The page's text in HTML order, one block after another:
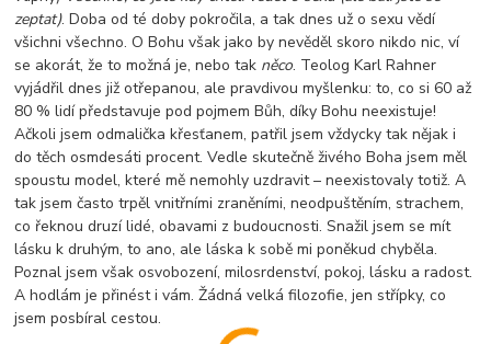
zeptat). Doba od té doby pokročila, a tak dnes už o sexu vědí
všichni všechno. O Bohu však jako by nevěděl skoro nikdo nic, ví
se akorát, že to možná je, nebo tak něco. Teolog Karl Rahner
vyjádřil dnes již otřepanou, ale pravdivou myšlenku: to, co si 60 až
80 % lidí představuje pod pojmem Bůh, díky Bohu neexistuje!
Ačkoli jsem odmalička křesťanem, patřil jsem vždycky tak nějak i
do těch osmdesáti procent. Vedle skutečně živého Boha jsem měl
spoustu model, které mě nemohly uzdravit – neexistovaly totiž. A
tak jsem často trpěl vnitřními zraněními, neodpuštěním, strachem,
co řeknou druzí lidé, obavami z budoucnosti. Snažil jsem se mít
lásku k druhým, to ano, ale láska k sobě mi poněkud chyběla.
Poznal jsem však osvobození, milosrdenství, pokoj, lásku a radost.
A hodlám je přinést i vám. Žádná velká filozofie, jen střípky, co
jsem posbíral cestou.